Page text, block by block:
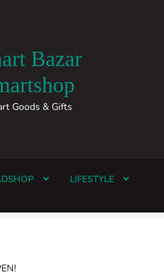
Bazar
Goods & Gifts
LIFESTYLE